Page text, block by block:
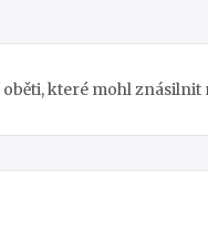
které mohl znásilnit